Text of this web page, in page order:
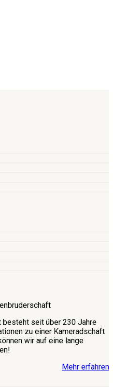
besteht seit über 230 Jahre
zu einer Kameradschaft
wir auf eine lange
Mehr erfahren